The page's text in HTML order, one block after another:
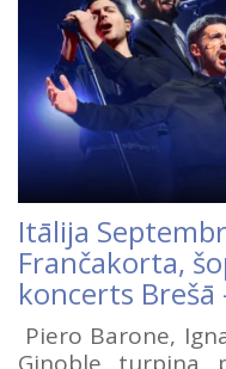
Itālija
Frančakorta,
koncerts Brešā
Piero Barone,